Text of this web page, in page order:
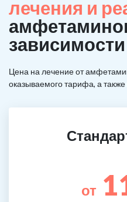
лечения и
Цена на лечение от
оказываемого тарифа, а
от